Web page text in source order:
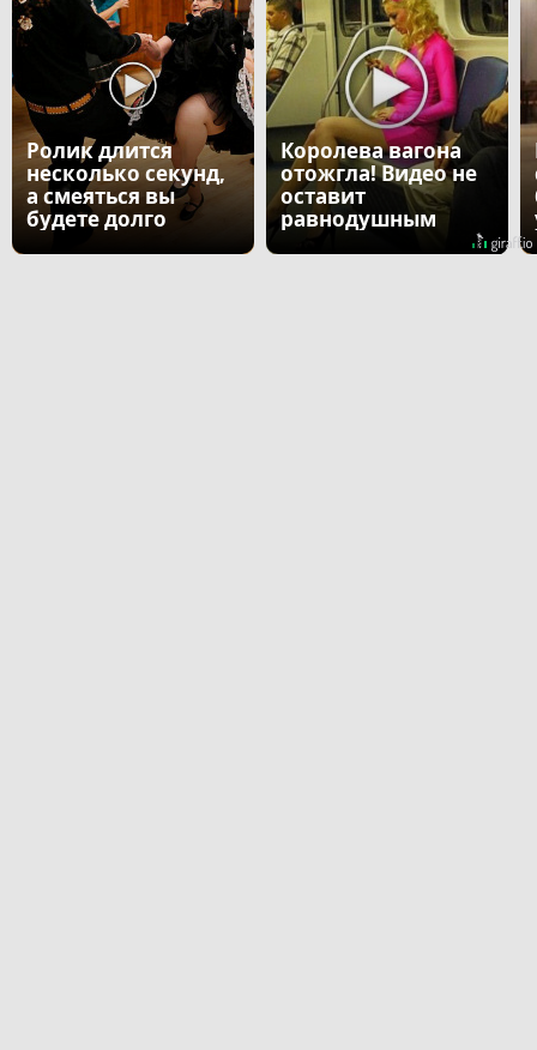
Ролик длится
несколько секунд,
а смеяться вы
будете долго
Королева вагона
отожгла! Видео не
оставит
равнодушным